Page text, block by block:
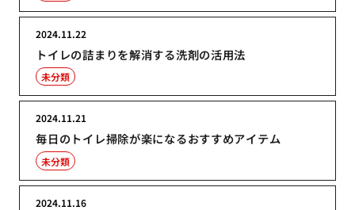
トイレの詰まりを解消する洗剤の活用法
2024.11.22
未分類
毎日のトイレ掃除が楽になるおすすめアイテム
2024.11.21
未分類
2024.11.16